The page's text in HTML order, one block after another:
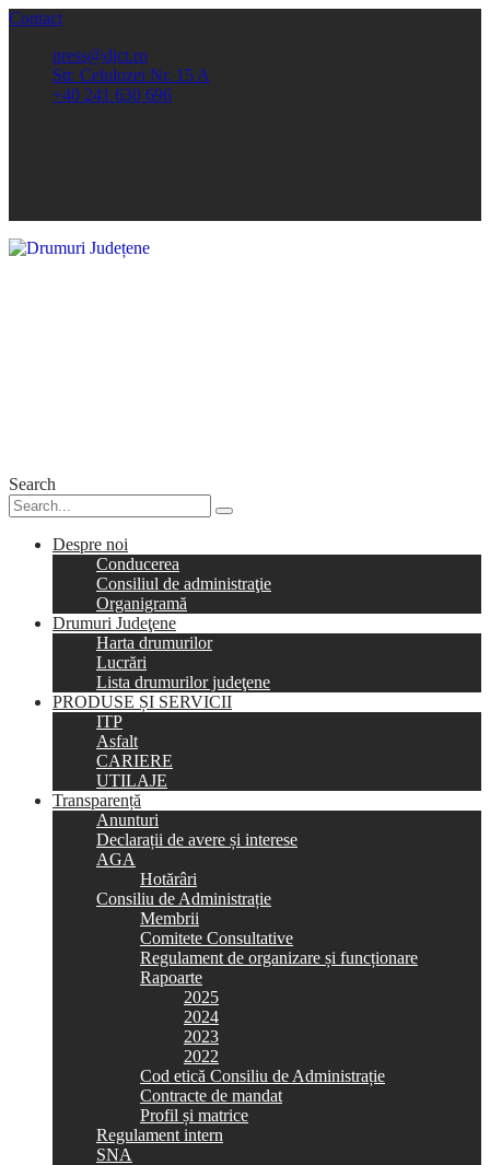
Contact
press@djct.ro
Str. Celulozei Nr. 15 A
+40 241 630 696
Search
Despre noi
Conducerea
Consiliul de administraţie
Organigramă
Drumuri Judeţene
Harta drumurilor
Lucrări
Lista drumurilor judeţene
PRODUSE ȘI SERVICII
ITP
Asfalt
CARIERE
UTILAJE
Transparență
Anunturi
Declarații de avere și interese
AGA
Hotărâri
Consiliu de Administrație
Membrii
Comitete Consultative
Regulament de organizare și funcționare
Rapoarte
2025
2024
2023
2022
Cod etică Consiliu de Administrație
Contracte de mandat
Profil și matrice
Regulament intern
SNA